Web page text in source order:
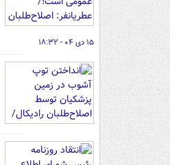
۱۵ دی ۰۴ - ۱۸:۳۲